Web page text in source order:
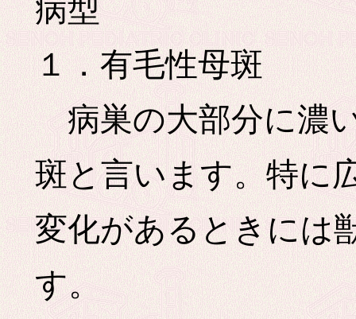
病型
１．有毛性母斑
病巣の大部分に濃
斑と言います。特に
変化があるときには
す。